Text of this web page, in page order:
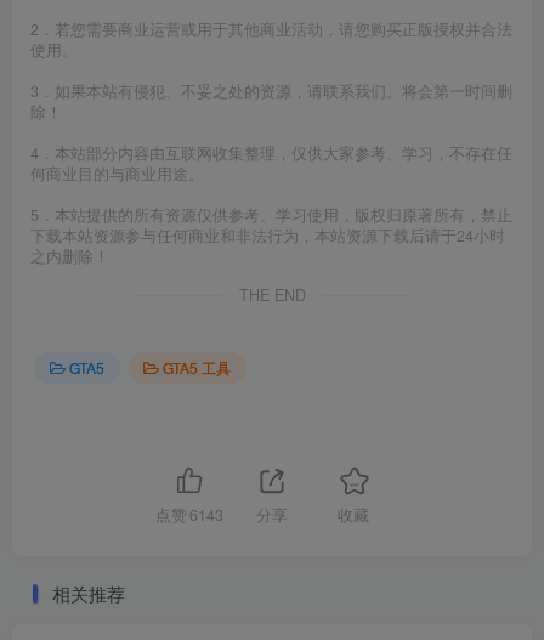
2．若您需要商业运营或用于其他商业活动，请您购买正版授权并合法
使用。
3．如果本站有侵犯、不妥之处的资源，请联系我们。将会第一时间删
除！
4．本站部分内容由互联网收集整理，仅供大家参考、学习，不存在任
何商业目的与商业用途。
5．本站提供的所有资源仅供参考、学习使用，版权归原著所有，禁止
下载本站资源参与任何商业和非法行为，本站资源下载后请于24小时
之内删除！
THE END
GTA5 GTA5 工具
点赞 6143 分享 收藏
相关推荐